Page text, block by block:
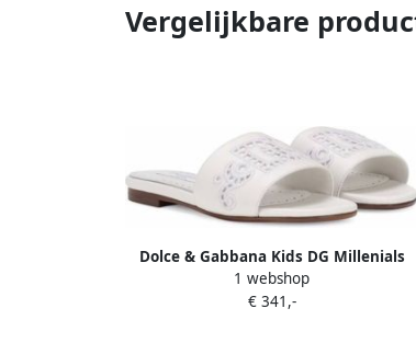
Vergelijkbare
Dolce & Gabbana Kids DG Millenials
leren sandalen Wit
1 webshop
€ 341,-